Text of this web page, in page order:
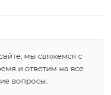
мы свяжемся с
и ответим на все
вопросы.